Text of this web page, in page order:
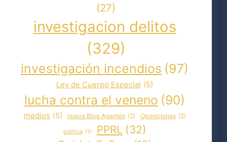
(27)
investigacion delitos
(329)
investigación incendios (97)
Ley de Cuerpo Especial (5)
lucha contra el veneno (90)
medios (5) nuevo Blog Agentes (2) Oposiciones (2)
politica (1) PPRL (32)